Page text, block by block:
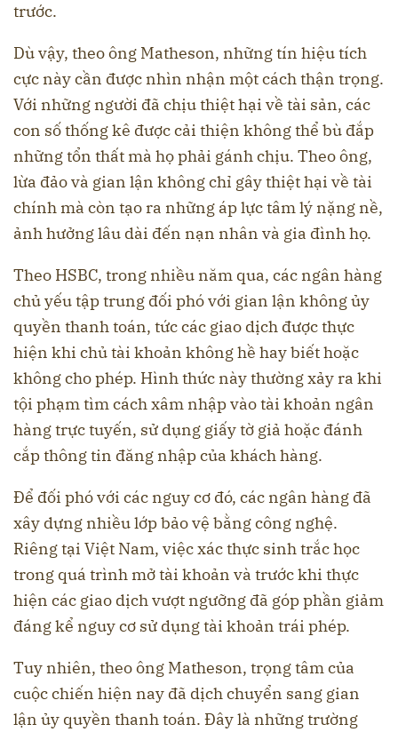
trước.
Dù vậy, theo ông Matheson, những tín hiệu tích
cực này cần được nhìn nhận một cách thận trọng.
Với những người đã chịu thiệt hại về tài sản, các
con số thống kê được cải thiện không thể bù đắp
những tổn thất mà họ phải gánh chịu. Theo ông,
lừa đảo và gian lận không chỉ gây thiệt hại về tài
chính mà còn tạo ra những áp lực tâm lý nặng nề,
ảnh hưởng lâu dài đến nạn nhân và gia đình họ.
Theo HSBC, trong nhiều năm qua, các ngân hàng
chủ yếu tập trung đối phó với gian lận không ủy
quyền thanh toán, tức các giao dịch được thực
hiện khi chủ tài khoản không hề hay biết hoặc
không cho phép. Hình thức này thường xảy ra khi
tội phạm tìm cách xâm nhập vào tài khoản ngân
hàng trực tuyến, sử dụng giấy tờ giả hoặc đánh
cắp thông tin đăng nhập của khách hàng.
Để đối phó với các nguy cơ đó, các ngân hàng đã
xây dựng nhiều lớp bảo vệ bằng công nghệ.
Riêng tại Việt Nam, việc xác thực sinh trắc học
trong quá trình mở tài khoản và trước khi thực
hiện các giao dịch vượt ngưỡng đã góp phần giảm
đáng kể nguy cơ sử dụng tài khoản trái phép.
Tuy nhiên, theo ông Matheson, trọng tâm của
cuộc chiến hiện nay đã dịch chuyển sang gian
lận ủy quyền thanh toán. Đây là những trường